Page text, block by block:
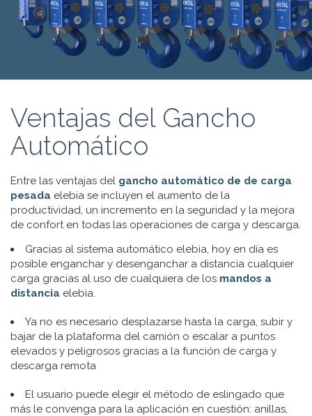
Ventajas del Gancho
Automático
Entre las ventajas del gancho automático de de carga
pesada elebia se incluyen el aumento de la
productividad, un incremento en la seguridad y la mejora
de confort en todas las operaciones de carga y descarga.
Gracias al sistema automático elebia, hoy en día es
posible enganchar y desenganchar a distancia cualquier
carga gracias al uso de cualquiera de los mandos a
distancia elebia.
Ya no es necesario desplazarse hasta la carga, subir y
bajar de la plataforma del camión o escalar a puntos
elevados y peligrosos gracias a la función de carga y
descarga remota
El usuario puede elegir el método de eslingado que
más le convenga para la aplicación en cuestión: anillas,